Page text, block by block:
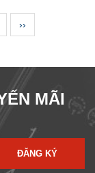
››
MÃI
ĐĂNG KÝ